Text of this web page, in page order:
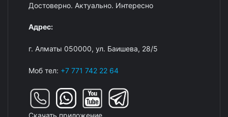
Достоверно. Актуально. Интересно
Адрес:
г. Алматы 050000, ул. Баишева, 28/5
Моб тел: +7 771 742 22 64
Скачать приложение